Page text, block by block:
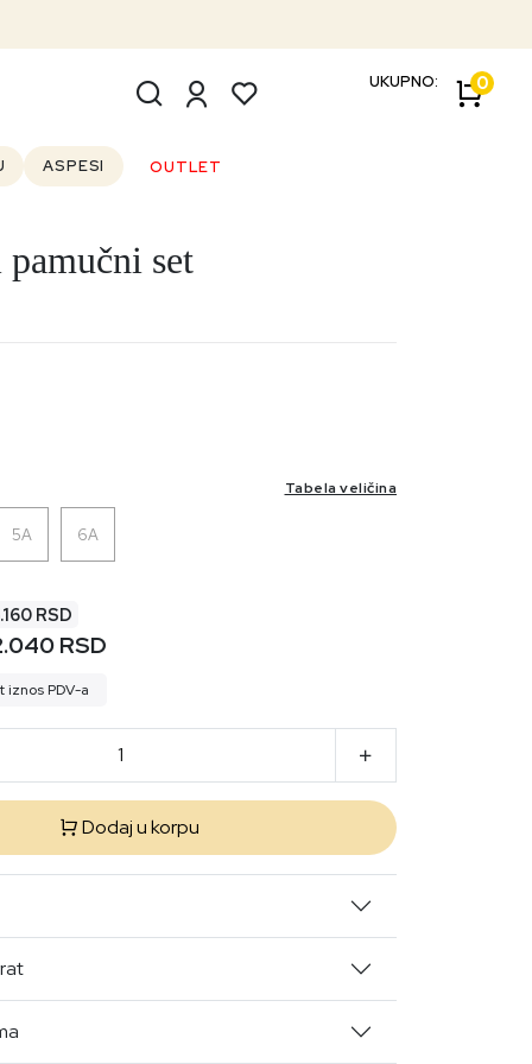
0
UKUPNO:
ASPESI OUTLET
set
Tabela veličina
5A 6A
RSD
RSD
iznos PDV-a
Dodaj u korpu